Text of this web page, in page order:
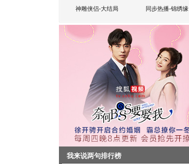
神雕侠侣-大结局 同步热播-锦绣缘
我来说两句排行榜